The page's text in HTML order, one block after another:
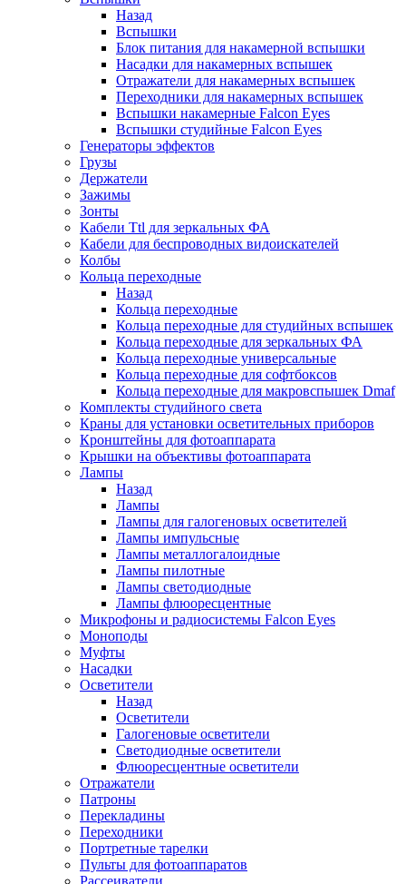
Назад
Вспышки
Блок питания для накамерной вспышки
Насадки для накамерных вспышек
Отражатели для накамерных вспышек
Переходники для накамерных вспышек
Вспышки накамерные Falcon Eyes
Вспышки студийные Falcon Eyes
Генераторы эффектов
Грузы
Держатели
Зажимы
Зонты
Кабели Ttl для зеркальных ФА
Кабели для беспроводных видоискателей
Колбы
Кольца переходные
Назад
Кольца переходные
Кольца переходные для студийных вспышек
Кольца переходные для зеркальных ФА
Кольца переходные универсальные
Кольца переходные для софтбоксов
Кольца переходные для макровспышек Dmaf
Комплекты студийного света
Краны для установки осветительных приборов
Кронштейны для фотоаппарата
Крышки на объективы фотоаппарата
Лампы
Назад
Лампы
Лампы для галогеновых осветителей
Лампы импульсные
Лампы металлогалоидные
Лампы пилотные
Лампы светодиодные
Лампы флюоресцентные
Микрофоны и радиосистемы Falcon Eyes
Моноподы
Муфты
Насадки
Осветители
Назад
Осветители
Галогеновые осветители
Светодиодные осветители
Флюоресцентные осветители
Отражатели
Патроны
Перекладины
Переходники
Портретные тарелки
Пульты для фотоаппаратов
Рассеиватели